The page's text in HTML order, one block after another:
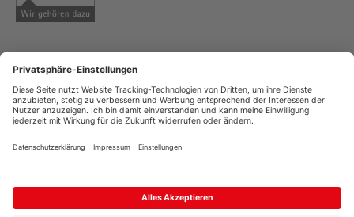
Impressum
Datenschutz
Copyright